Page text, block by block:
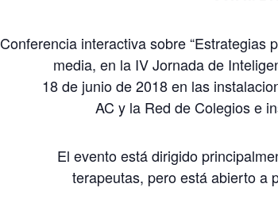
Conferencia interactiva sobre “Estrategias
media, en la IV Jornada de
18 de junio de 2018 en las
AC y la Red de Colegios e
El evento está dirigido
terapeutas, pero está abierto a